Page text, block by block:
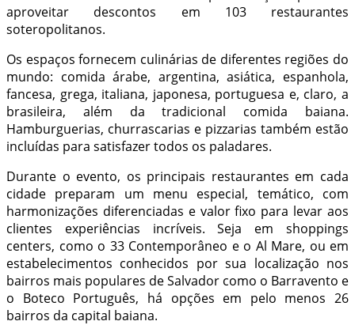
aproveitar descontos em 103 restaurantes
soteropolitanos.
Os espaços fornecem culinárias de diferentes regiões do
mundo: comida árabe, argentina, asiática, espanhola,
fancesa, grega, italiana, japonesa, portuguesa e, claro, a
brasileira, além da tradicional comida baiana.
Hamburguerias, churrascarias e pizzarias também estão
incluídas para satisfazer todos os paladares.
Durante o evento, os principais restaurantes em cada
cidade preparam um menu especial, temático, com
harmonizações diferenciadas e valor fixo para levar aos
clientes experiências incríveis. Seja em shoppings
centers, como o 33 Contemporâneo e o Al Mare, ou em
estabelecimentos conhecidos por sua localização nos
bairros mais populares de Salvador como o Barravento e
o Boteco Português, há opções em pelo menos 26
bairros da capital baiana.